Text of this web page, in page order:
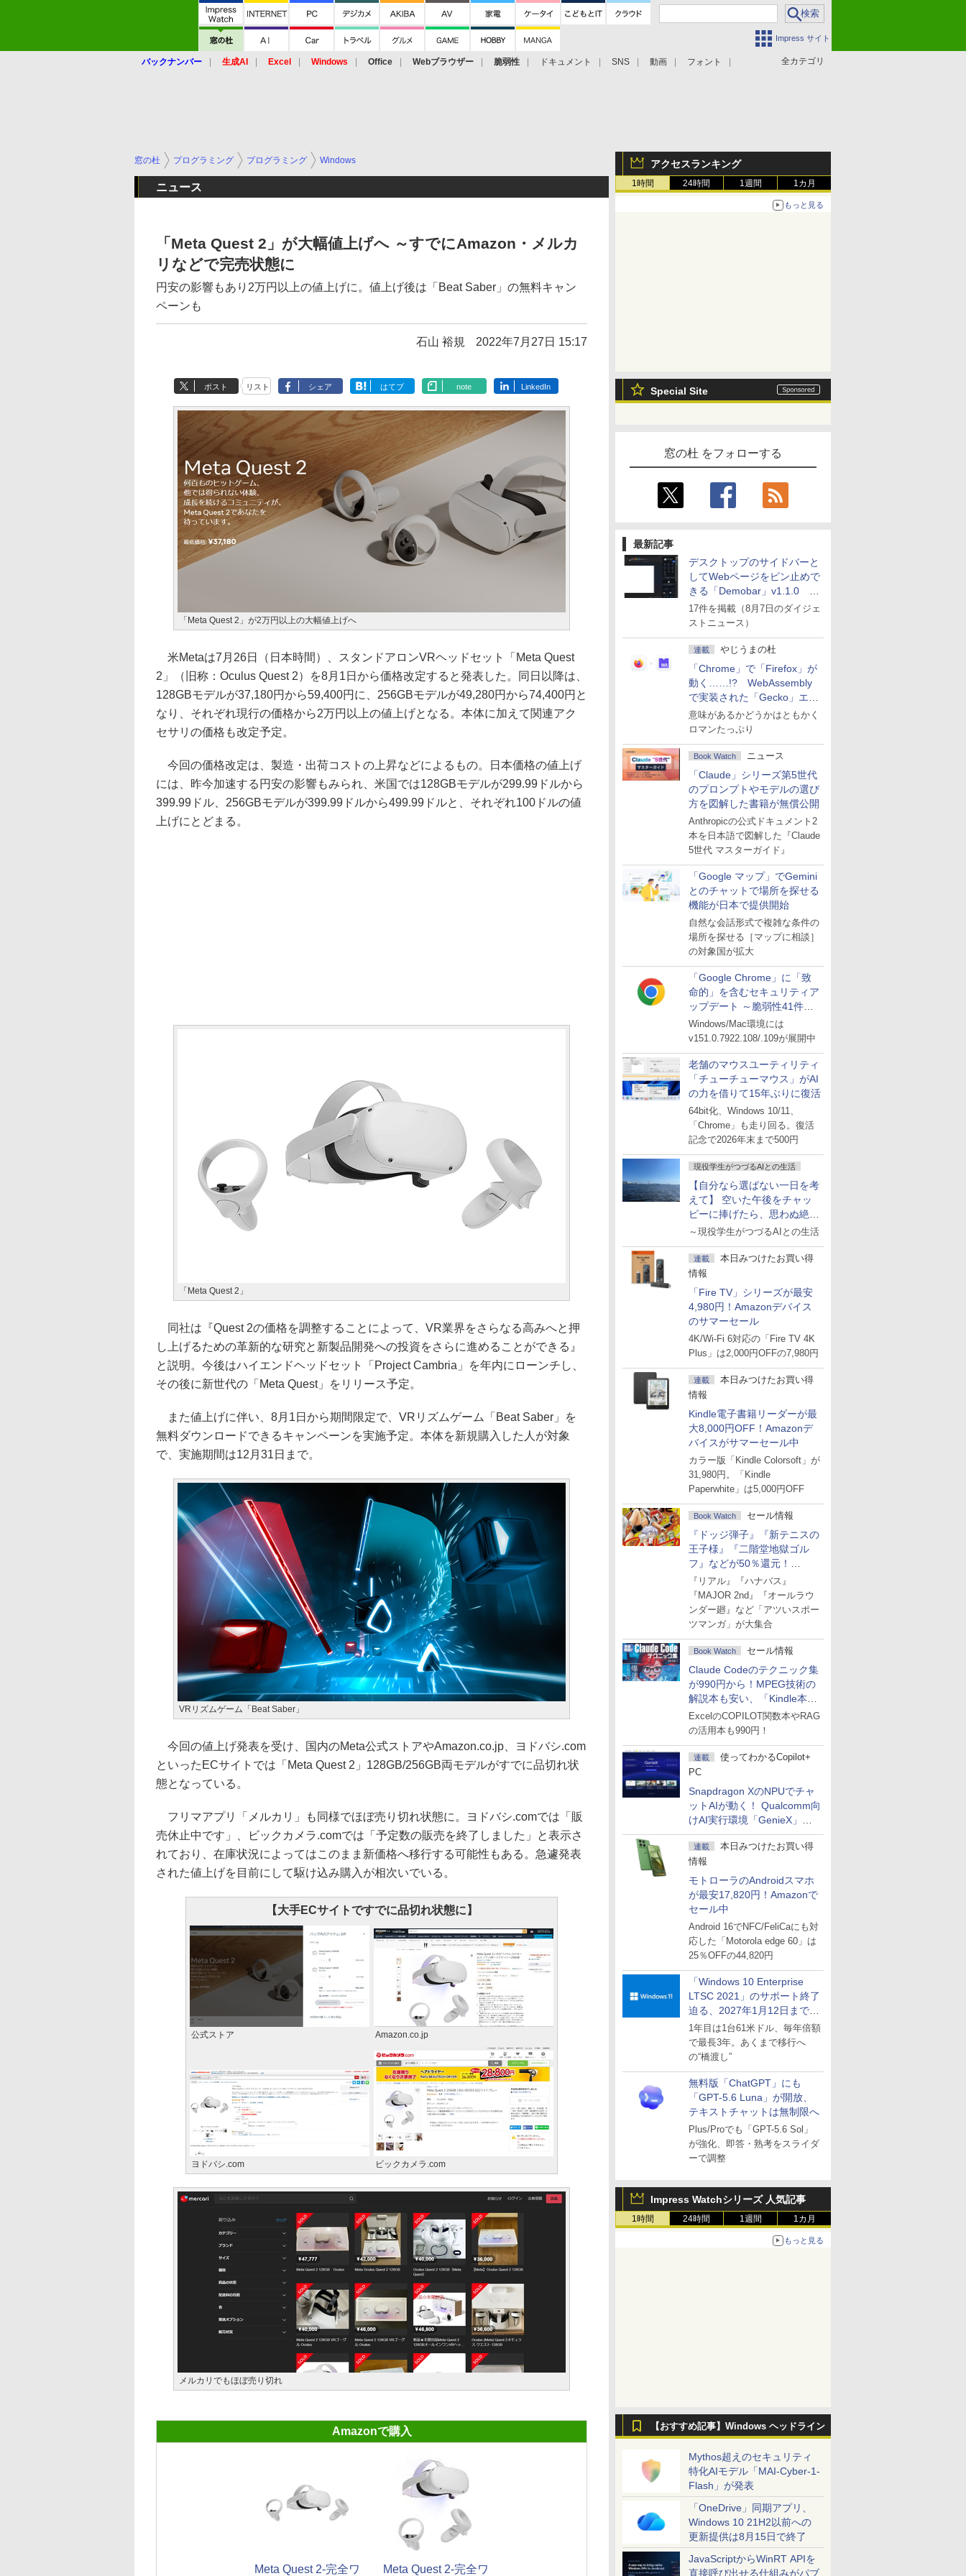
Impress サイト
全カテゴリ
バックナンバー 生成AI Excel Windows Office Webブラウザー 脆弱性 ドキュメント SNS 動画 フォント
アクセスランキング
1時間 24時間 1週間 1カ月
もっと見る
Special Site
窓の杜 をフォローする
最新記事
デスクトップのサイドバーと
してWebページをピン止めで
きる「Demobar」v1.1.0 ほ
か
17件を掲載（8月7日のダイジェ
ストニュース）
連載 やじうまの杜
「Chrome」で「Firefox」が
動く……!? WebAssembly
で実装された「Gecko」エン
ジン
意味があるかどうかはともかく
ロマンたっぷり
Book Watch ニュース
「Claude」シリーズ第5世代
のプロンプトやモデルの選び
方を図解した書籍が無償公開
Anthropicの公式ドキュメント2
本を日本語で図解した『Claude
5世代 マスターガイド』
「Google マップ」でGemini
とのチャットで場所を探せる
機能が日本で提供開始
自然な会話形式で複雑な条件の
場所を探せる［マップに相談］
の対象国が拡大
「Google Chrome」に「致
命的」を含むセキュリティア
ップデート ～脆弱性41件に
対処
Windows/Mac環境には
v151.0.7922.108/.109が展開中
老舗のマウスユーティリティ
「チューチューマウス」がAI
の力を借りて15年ぶりに復活
64bit化、Windows 10/11、
「Chrome」も走り回る。復活
記念で2026年末まで500円
現役学生がつづるAIとの生活
【自分なら選ばない一日を考
えて】 空いた午後をチャッ
ピーに捧げたら、思わぬ絶景
に出会った話
～現役学生がつづるAIとの生活
連載
本日みつけたお買い得
情報
「Fire TV」シリーズが最安
4,980円！Amazonデバイス
のサマーセール
4K/Wi-Fi 6対応の「Fire TV 4K
Plus」は2,000円OFFの7,980円
連載
本日みつけたお買い得
情報
Kindle電子書籍リーダーが最
大8,000円OFF！Amazonデ
バイスがサマーセール中
カラー版「Kindle Colorsoft」が
31,980円。「Kindle
Paperwhite」は5,000円OFF
Book Watch セール情報
『ドッジ弾子』『新テニスの
王子様』『二階堂地獄ゴル
フ』などが50％還元！
Amazonマンガ週末セール
『リアル』『ハナバス』
『MAJOR 2nd』『オールラウ
ンダー廻』など「アツいスポー
ツマンガ」が大集合
Book Watch セール情報
Claude Codeのテクニック集
が990円から！MPEG技術の
解説本も安い、「Kindle本サ
マーセール」第2弾開始！
ExcelのCOPILOT関数本やRAG
の活用本も990円！
連載
使ってわかるCopilot+
PC
Snapdragon XのNPUでチャ
ットAIが動く！ Qualcomm向
けAI実行環境「GenieX」を
試してみた
連載
本日みつけたお買い得
情報
モトローラのAndroidスマホ
が最安17,820円！Amazonで
セール中
Android 16でNFC/FeliCaにも対
応した「Motorola edge 60」は
25％OFFの44,820円
「Windows 10 Enterprise
LTSC 2021」のサポート終了
迫る、2027年1月12日まで
～ESUは9月1日から販売
1年目は1台61米ドル、毎年倍額
で最長3年。あくまで移行へ
の“橋渡し”
無料版「ChatGPT」にも
「GPT-5.6 Luna」が開放、
テキストチャットは無制限へ
Plus/Proでも「GPT-5.6 Sol」
が強化、即答・熟考をスライダ
ーで調整
Impress Watchシリーズ 人気記事
1時間 24時間 1週間 1カ月
もっと見る
【おすすめ記事】Windows ヘッドライン
Mythos超えのセキュリティ
特化AIモデル「MAI-Cyber-1-
Flash」が発表
「OneDrive」同期アプリ、
Windows 10 21H2以前への
更新提供は8月15日で終了
JavaScriptからWinRT APIを
直接呼び出せる仕組みがパブ
窓の杜 プログラミング プログラミング Windows
ニュース
「Meta Quest 2」が大幅値上げへ ～すでにAmazon・メルカ
リなどで完売状態に
円安の影響もあり2万円以上の値上げに。値上げ後は「Beat Saber」の無料キャン
ペーンも
石山 裕規 2022年7月27日 15:17
ポスト リスト シェア はてブ note LinkedIn
「Meta Quest 2」が2万円以上の大幅値上げへ
米Metaは7月26日（日本時間）、スタンドアロンVRヘッドセット「Meta Quest
2」（旧称：Oculus Quest 2）を8月1日から価格改定すると発表した。同日以降は、
128GBモデルが37,180円から59,400円に、256GBモデルが49,280円から74,400円と
なり、それぞれ現行の価格から2万円以上の値上げとなる。本体に加えて関連アク
セサリの価格も改定予定。
今回の価格改定は、製造・出荷コストの上昇などによるもの。日本価格の値上げ
には、昨今加速する円安の影響もみられ、米国では128GBモデルが299.99ドルから
399.99ドル、256GBモデルが399.99ドルから499.99ドルと、それぞれ100ドルの値
上げにとどまる。
「Meta Quest 2」
同社は『Quest 2の価格を調整することによって、VR業界をさらなる高みへと押
し上げるための革新的な研究と新製品開発への投資をさらに進めることができる』
と説明。今後はハイエンドヘッドセット「Project Cambria」を年内にローンチし、
その後に新世代の「Meta Quest」をリリース予定。
また値上げに伴い、8月1日から期間限定で、VRリズムゲーム「Beat Saber」を
無料ダウンロードできるキャンペーンを実施予定。本体を新規購入した人が対象
で、実施期間は12月31日まで。
VRリズムゲーム「Beat Saber」
今回の値上げ発表を受け、国内のMeta公式ストアやAmazon.co.jp、ヨドバシ.com
といったECサイトでは「Meta Quest 2」128GB/256GB両モデルがすでに品切れ状
態となっている。
フリマアプリ「メルカリ」も同様でほぼ売り切れ状態に。ヨドバシ.comでは「販
売休止中です」、ビックカメラ.comでは「予定数の販売を終了しました」と表示さ
れており、在庫状況によってはこのまま新価格へ移行する可能性もある。急遽発表
された値上げを目前にして駆け込み購入が相次いでいる。
【大手ECサイトですでに品切れ状態に】
公式ストア Amazon.co.jp
ヨドバシ.com ビックカメラ.com
メルカリでもほぼ売り切れ
Amazonで購入
Meta Quest 2-完全ワ Meta Quest 2-完全ワ